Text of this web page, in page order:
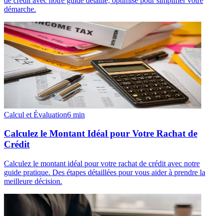
démarche.
Calcul et Évaluation6 min
Calculez le Montant Idéal pour Votre Rachat de
Crédit
Calculez le montant idéal pour votre rachat de crédit avec notre
guide pratique. Des étapes détaillées pour vous aider à prendre la
meilleure décision.